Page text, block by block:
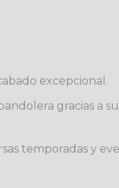
excepcional.
gracias a
temporadas y